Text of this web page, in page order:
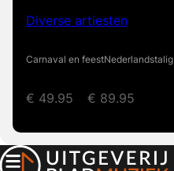
Diverse artiesten
Carnaval en feestNederlandstalig
€ 49.95 € 89.95